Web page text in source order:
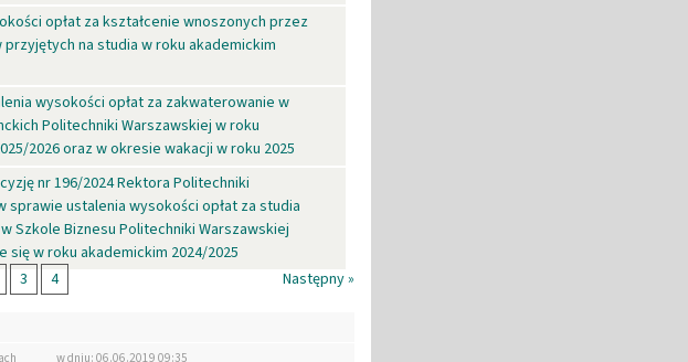
opłat za kształcenie wnoszonych przez
na studia w roku akademickim
wysokości opłat za zakwaterowanie w
Politechniki Warszawskiej w roku
2026 oraz w okresie wakacji w roku 2025
nr 196/2024 Rektora Politechniki
sprawie ustalenia wysokości opłat za studia
Szkole Biznesu Politechniki Warszawskiej
się w roku akademickim 2024/2025
Następny »
3 4
w dniu: 06.06.2019 09:35